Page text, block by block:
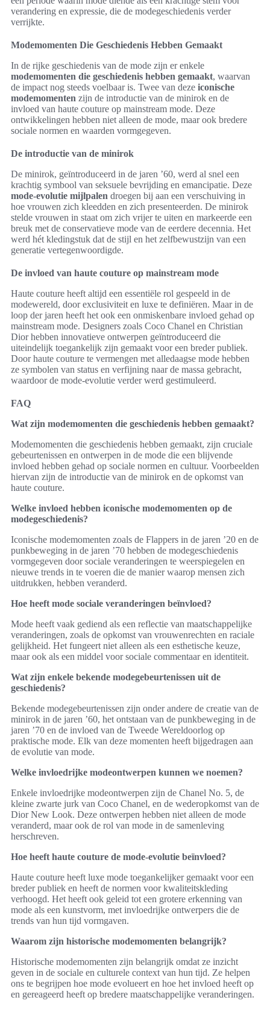
verandering en expressie, die de modegeschiedenis verder
verrijkte.
Modemomenten Die Geschiedenis Hebben Gemaakt
In de rijke geschiedenis van de mode zijn er enkele
modemomenten die geschiedenis hebben gemaakt, waarvan
de impact nog steeds voelbaar is. Twee van deze iconische
modemomenten zijn de introductie van de minirok en de
invloed van haute couture op mainstream mode. Deze
ontwikkelingen hebben niet alleen de mode, maar ook bredere
sociale normen en waarden vormgegeven.
De introductie van de minirok
De minirok, geïntroduceerd in de jaren ’60, werd al snel een
krachtig symbool van seksuele bevrijding en emancipatie. Deze
mode-evolutie mijlpalen droegen bij aan een verschuiving in
hoe vrouwen zich kleedden en zich presenteerden. De minirok
stelde vrouwen in staat om zich vrijer te uiten en markeerde een
breuk met de conservatieve mode van de eerdere decennia. Het
werd hét kledingstuk dat de stijl en het zelfbewustzijn van een
generatie vertegenwoordigde.
De invloed van haute couture op mainstream mode
Haute couture heeft altijd een essentiële rol gespeeld in de
modewereld, door exclusiviteit en luxe te definiëren. Maar in de
loop der jaren heeft het ook een onmiskenbare invloed gehad op
mainstream mode. Designers zoals Coco Chanel en Christian
Dior hebben innovatieve ontwerpen geïntroduceerd die
uiteindelijk toegankelijk zijn gemaakt voor een breder publiek.
Door haute couture te vermengen met alledaagse mode hebben
ze symbolen van status en verfijning naar de massa gebracht,
waardoor de mode-evolutie verder werd gestimuleerd.
FAQ
Wat zijn modemomenten die geschiedenis hebben gemaakt?
Modemomenten die geschiedenis hebben gemaakt, zijn cruciale
gebeurtenissen en ontwerpen in de mode die een blijvende
invloed hebben gehad op sociale normen en cultuur. Voorbeelden
hiervan zijn de introductie van de minirok en de opkomst van
haute couture.
Welke invloed hebben iconische modemomenten op de
modegeschiedenis?
Iconische modemomenten zoals de Flappers in de jaren ’20 en de
punkbeweging in de jaren ’70 hebben de modegeschiedenis
vormgegeven door sociale veranderingen te weerspiegelen en
nieuwe trends in te voeren die de manier waarop mensen zich
uitdrukken, hebben veranderd.
Hoe heeft mode sociale veranderingen beïnvloed?
Mode heeft vaak gediend als een reflectie van maatschappelijke
veranderingen, zoals de opkomst van vrouwenrechten en raciale
gelijkheid. Het fungeert niet alleen als een esthetische keuze,
maar ook als een middel voor sociale commentaar en identiteit.
Wat zijn enkele bekende modegebeurtenissen uit de
geschiedenis?
Bekende modegebeurtenissen zijn onder andere de creatie van de
minirok in de jaren ’60, het ontstaan van de punkbeweging in de
jaren ’70 en de invloed van de Tweede Wereldoorlog op
praktische mode. Elk van deze momenten heeft bijgedragen aan
de evolutie van mode.
Welke invloedrijke modeontwerpen kunnen we noemen?
Enkele invloedrijke modeontwerpen zijn de Chanel No. 5, de
kleine zwarte jurk van Coco Chanel, en de wederopkomst van de
Dior New Look. Deze ontwerpen hebben niet alleen de mode
veranderd, maar ook de rol van mode in de samenleving
herschreven.
Hoe heeft haute couture de mode-evolutie beïnvloed?
Haute couture heeft luxe mode toegankelijker gemaakt voor een
breder publiek en heeft de normen voor kwaliteitskleding
verhoogd. Het heeft ook geleid tot een grotere erkenning van
mode als een kunstvorm, met invloedrijke ontwerpers die de
trends van hun tijd vormgaven.
Waarom zijn historische modemomenten belangrijk?
Historische modemomenten zijn belangrijk omdat ze inzicht
geven in de sociale en culturele context van hun tijd. Ze helpen
ons te begrijpen hoe mode evolueert en hoe het invloed heeft op
en gereageerd heeft op bredere maatschappelijke veranderingen.